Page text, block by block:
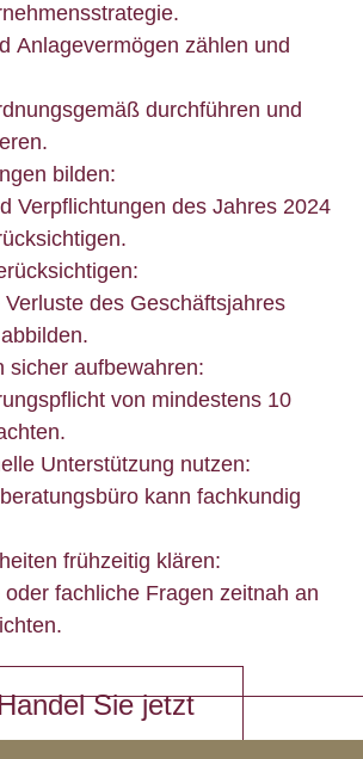
Anlagevermögen zählen und
durchführen und
bilden:
Verpflichtungen des Jahres 2024
Verluste des Geschäftsjahres
sicher aufbewahren:
von mindestens 10
Unterstützung nutzen:
kann fachkundig
frühzeitig klären:
oder fachliche Fragen zeitnah an
Sie jetzt